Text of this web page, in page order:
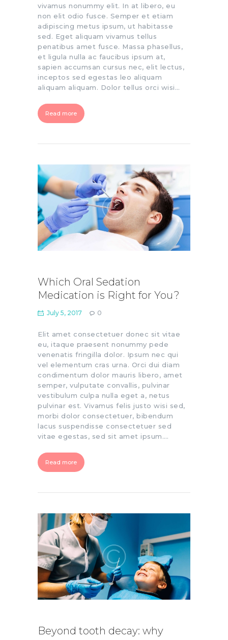
vivamus nonummy elit. In at libero, eu
non elit odio fusce. Semper et etiam
adipiscing metus ipsum, ut habitasse
sed. Eget aliquam vivamus tellus
penatibus amet fusce. Massa phasellus,
et ligula nulla ac faucibus ipsum at,
sapien accumsan cursus nec, elit lectus,
inceptos sed egestas leo aliquam
aliquam aliquam. Dolor tellus orci wisi…
Read more
Which Oral Sedation
Medication is Right for You?
July 5, 2017 0
Elit amet consectetuer donec sit vitae
eu, itaque praesent nonummy pede
venenatis fringilla dolor. Ipsum nec qui
vel elementum cras urna. Orci dui diam
condimentum dolor mauris libero, amet
semper, vulputate convallis, pulvinar
vestibulum culpa nulla eget a, netus
pulvinar est. Vivamus felis justo wisi sed,
morbi dolor consectetuer, bibendum
lacus suspendisse consectetuer sed
vitae egestas, sed sit amet ipsum.…
Read more
Beyond tooth decay: why